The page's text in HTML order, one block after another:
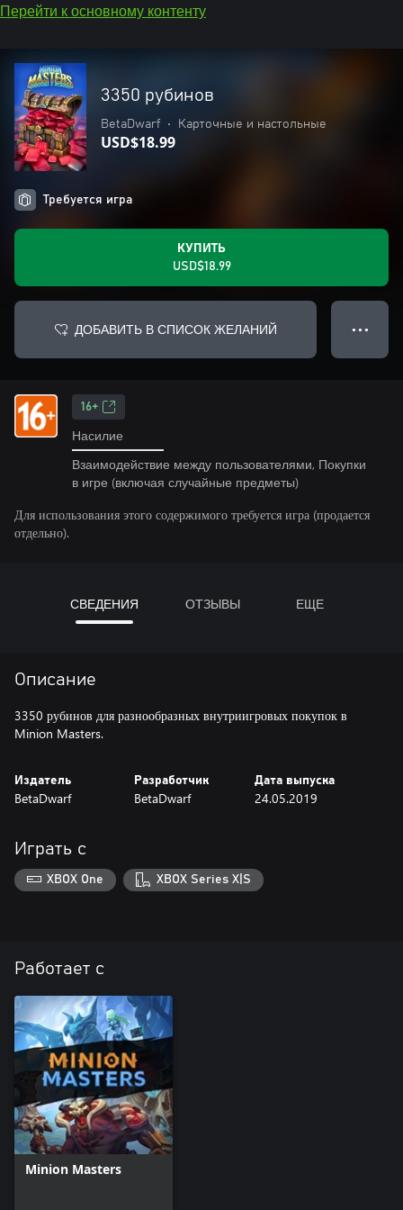
Перейти к основному контенту
3350 рубинов
BetaDwarf • Карточные и настольные
USD$18.99
Требуется игра
КУПИТЬ
USD$18.99
ДОБАВИТЬ В СПИСОК ЖЕЛАНИЙ ● ● ●
16+
Насилие
Взаимодействие между пользователями, Покупки
в игре (включая случайные предметы)
Для использования этого содержимого требуется игра (продается
отдельно).
СВЕДЕНИЯ ОТЗЫВЫ ЕЩЕ
Описание
3350 рубинов для разнообразных внутриигровых покупок в
Minion Masters.
Издатель
BetaDwarf
Разработчик
BetaDwarf
Дата выпуска
24.05.2019
Играть с
XBOX One XBOX Series X|S
Работает с
Minion Masters